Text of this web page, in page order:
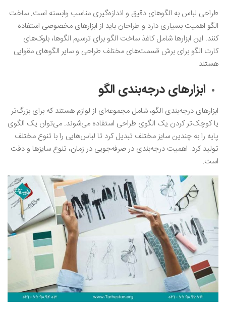
طراحی لباس به الگوهای دقیق و اندازه‌گیری مناسب وابسته است. ساخت
الگو اهمیت بسیاری دارد و طراحان باید از ابزارهای مخصوصی استفاده
کنند. این ابزارها شامل کاغذ ساخت الگو برای ترسیم الگوها، بلوک‌های
کارت الگو برای برش قسمت‌های مختلف طراحی و سایر الگوهای مقوایی
هستند.
ابزارهای درجه‌بندی الگو
ابزارهای درجه‌بندی الگو، شامل مجموعه‌ای از لوازم هستند که برای بزرگ‌تر
یا کوچک‌تر کردن یک الگوی طراحی استفاده می‌شوند. می‌توان یک الگوی
پایه را به چندین سایز مختلف تبدیل کرد تا لباس‌هایی را با تنوع مختلف
تولید کرد. اهمیت درجه‌بندی در صرفه‌جویی در زمان، تنوع سایزها و دقت
است.